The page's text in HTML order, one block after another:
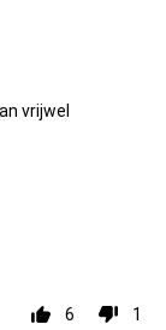
vrijwel
6 1